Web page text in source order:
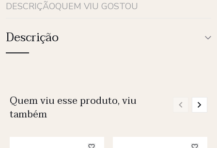
DESCRIÇÃOQUEM VIU GOSTOU
Descrição
Quem viu esse produto, viu
também